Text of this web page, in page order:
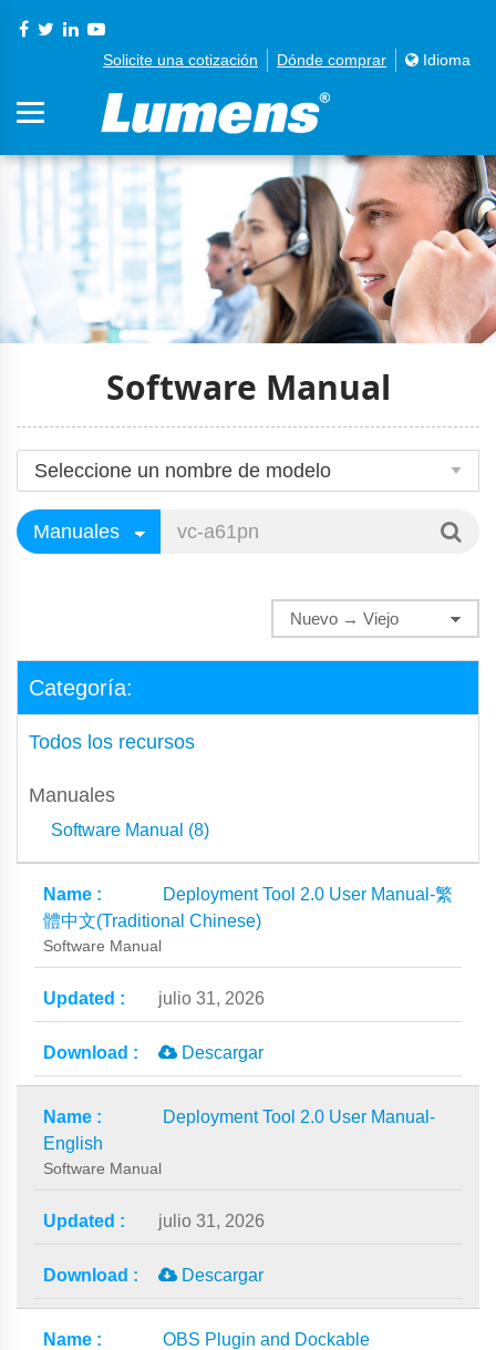
Solicite una cotización Dónde comprar Idioma
Software Manual
Categoría:
Todos los recursos
Manuales
Software Manual (8)
Deployment Tool 2.0 User Manual-繁
體中文(Traditional Chinese)
Software Manual
julio 31, 2026
Descargar
Deployment Tool 2.0 User Manual-
English
Software Manual
julio 31, 2026
Descargar
OBS Plugin and Dockable